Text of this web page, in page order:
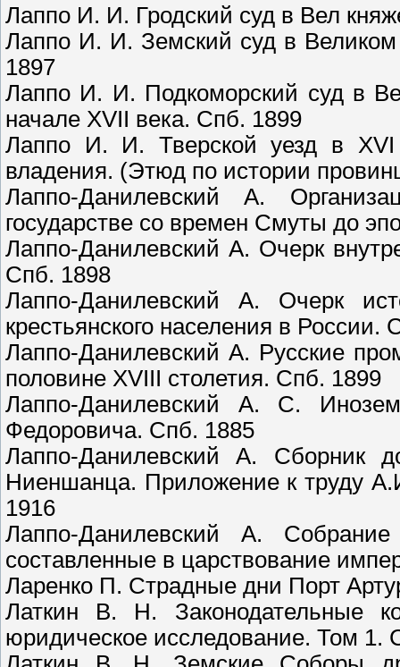
Лаппо И. И. Гродский суд в Вел
Лаппо И. И. Земский суд в Великом
1897
Лаппо И. И. Подкоморский суд в
начале XVII века. Спб. 1899
Лаппо И. И. Тверской уезд в XVI
владения. (Этюд по истории
Лаппо-Данилевский А.
государстве со времен Смуты до
Лаппо-Данилевский А. Очерк
Спб. 1898
Лаппо-Данилевский А. Очерк
крестьянского населения в России.
Лаппо-Данилевский А. Русские
половине XVIII столетия. Спб. 1899
Лаппо-Данилевский А. С.
Федоровича. Спб. 1885
Лаппо-Данилевский А. Сборник
Ниеншанца. Приложение к труду
1916
Лаппо-Данилевский А.
составленные в царствование
Ларенко П. Страдные дни Порт
Латкин В. Н. Законодательные
юридическое исследование. Том 1.